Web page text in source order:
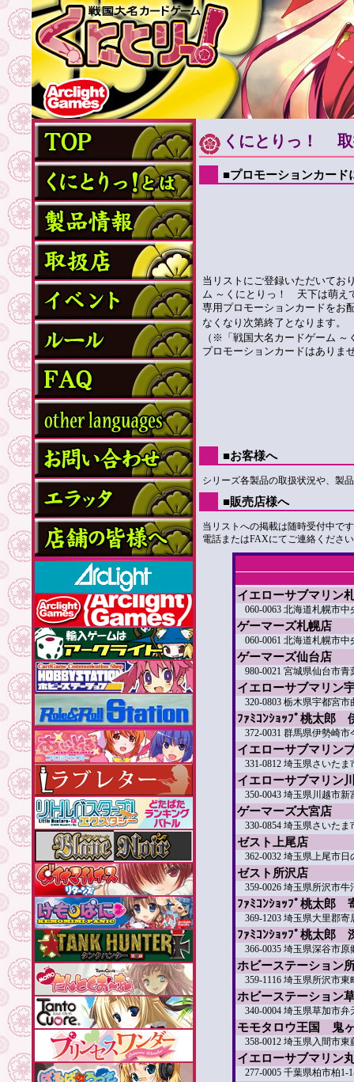
くにとりっ！ 取
■プロモーションカード
当リストにご登録いただいてお
ム ～くにとりっ！ 天下は萌え
専用プロモーションカードをお
なくなり次第終了となります。
（※「戦国大名カードゲーム ～
プロモーションカードはありま
■お客様へ
シリーズ各製品の取扱状況や、製
■販売店様へ
当リストへの掲載は随時受付中で
電話またはFAXにてご連絡くださ
イエローサブマリン
060-0063 北海道札幌市
ゲーマーズ札幌店
060-0061 北海道札幌市
ゲーマーズ仙台店
980-0021 宮城県仙台市
イエローサブマリン
320-0803 栃木県宇都宮
ﾌｧﾐｺﾝｼｮｯﾌﾟ桃太郎
372-0031 群馬県伊勢崎市
イエローサブマリン
331-0812 埼玉県さいたま
イエローサブマリン
350-0043 埼玉県川越市
ゲーマーズ大宮店
330-0854 埼玉県さいた
ゼスト上尾店
362-0032 埼玉県上尾市日
ゼスト所沢店
359-0026 埼玉県所沢市牛
ﾌｧﾐｺﾝｼｮｯﾌﾟ桃太郎
369-1203 埼玉県大里郡寄
ﾌｧﾐｺﾝｼｮｯﾌﾟ桃太郎
366-0035 埼玉県深谷市原
ホビーステーション
359-1116 埼玉県所沢市
ホビーステーション
340-0004 埼玉県草加市弁
モモタロウ王国 鬼
358-0012 埼玉県入間市東
イエローサブマリン
277-0005 千葉県柏市柏